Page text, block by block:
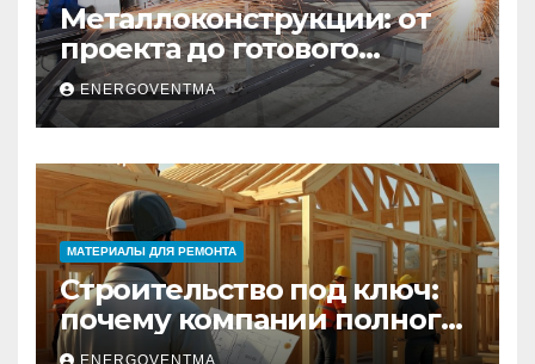
Металлоконструкции: от
проекта до готового
изделия – полный
практический гид
ENERGOVENTMA
МАТЕРИАЛЫ ДЛЯ РЕМОНТА
Строительство под ключ:
почему компании полного
цикла меняют рынок